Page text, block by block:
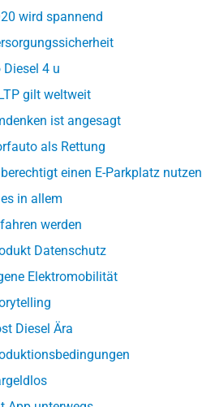
wird spannend
Diesel 4 u
gilt weltweit
ist angesagt
als Rettung
einen E-Parkplatz nutzen
in allem
werden
Datenschutz
Elektromobilität
Diesel Ära